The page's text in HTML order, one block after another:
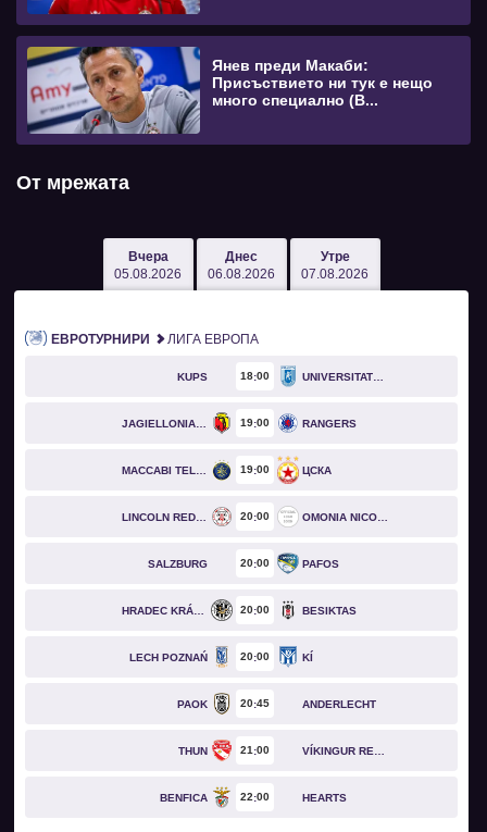
Янев преди Макаби:
Присъствието ни тук е нещо
много специално (В...
От мрежата
Вчера
05.08.2026
Днес
06.08.2026
Утре
07.08.2026
ЕВРОТУРНИРИ ЛИГА ЕВРОПА
KUPS 18 00 UNIVERSITATEA CRAIOVA
JAGIELLONIA BIAŁYSTOK 19 00 RANGERS
19 00 ЦСКА
LINCOLN RED IMPS 20 00 OMONIA NICOSIA
SALZBURG 20 00 PAFOS
HRADEC KRÁLOVÉ 20 00 BESIKTAS
LECH POZNAŃ 20 00 KÍ
PAOK 20 45 ANDERLECHT
THUN 21 00
BENFICA 22 00 HEARTS